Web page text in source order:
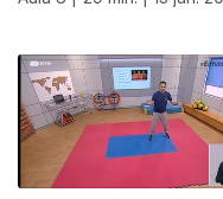
522061